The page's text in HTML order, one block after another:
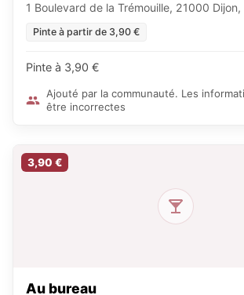
1 Boulevard de la Trémouille, 21000 Dijon,
Pinte à partir de 3,90 €
Pinte à 3,90 €
Ajouté par la communauté. Les
être incorrectes
3,90 €
Au bureau